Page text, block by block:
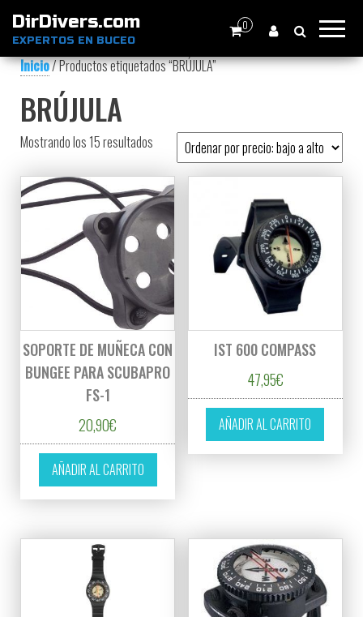
DirDivers.com
EXPERTOS EN BUCEO
0
Inicio/ Productos etiquetados “BRÚJULA”
BRÚJULA
Mostrando los 15 resultados Ordenado por precio: bajo a alto
SOPORTE DE MUÑECA CON
BUNGEE PARA SCUBAPRO
FS-1
20,90€
AÑADIR AL CARRITO
IST 600 COMPASS
47,95€
AÑADIR AL CARRITO